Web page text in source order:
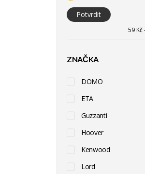
Potvrdit
ZNAČKA
DOMO
ETA
Guzzanti
Hoover
Kenwood
Lord